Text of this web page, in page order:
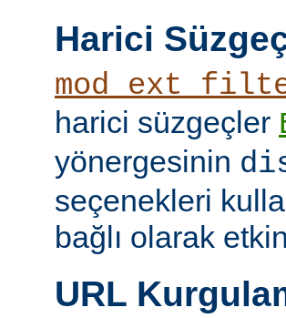
Harici
harici süzgeçler
yönergesinin
seçenekleri
bağlı olarak
URL